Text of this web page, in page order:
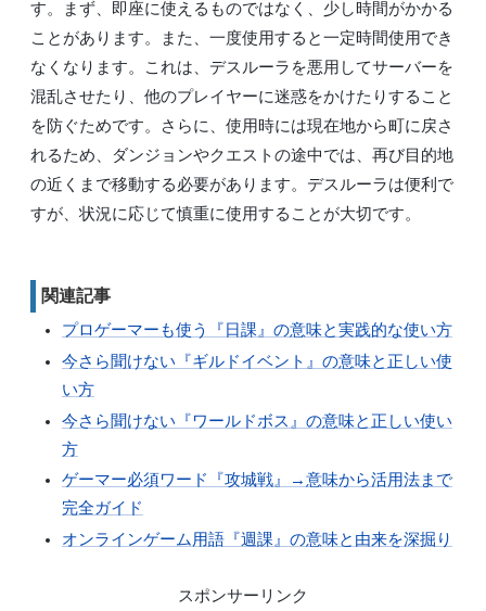
す。まず、即座に使えるものではなく、少し時間がかかる
ことがあります。また、一度使用すると一定時間使用でき
なくなります。これは、デスルーラを悪用してサーバーを
混乱させたり、他のプレイヤーに迷惑をかけたりすること
を防ぐためです。さらに、使用時には現在地から町に戻さ
れるため、ダンジョンやクエストの途中では、再び目的地
の近くまで移動する必要があります。デスルーラは便利で
すが、状況に応じて慎重に使用することが大切です。
関連記事
プロゲーマーも使う『日課』の意味と実践的な使い方
今さら聞けない『ギルドイベント』の意味と正しい使
い方
今さら聞けない『ワールドボス』の意味と正しい使い
方
ゲーマー必須ワード『攻城戦』→意味から活用法まで
完全ガイド
オンラインゲーム用語『週課』の意味と由来を深掘り
スポンサーリンク